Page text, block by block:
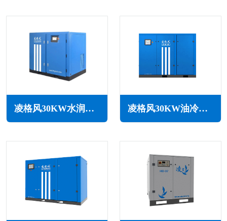
凌格风30KW水润滑无油空压机LSW系列 凌格风30KW油冷永磁变频空压机LOH系列